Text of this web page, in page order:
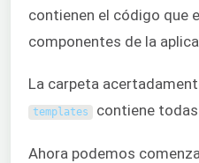
contienen el código que
componentes de la
La carpeta
templates contiene todas
Ahora podemos